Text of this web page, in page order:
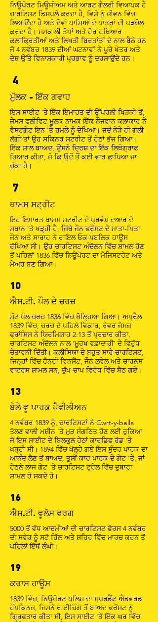
ਨਿਊਪੋਰਟ ਮਿਊਜ਼ੀਅਮ ਅਤੇ ਆਰਟ ਗੈਲਰੀ ਵਿਆਪਕ ਹੈ
ਚਾਰਟਿਸਟ ਡਿਸਪਲੇ ਕਰਦਾ ਹੈ, ਵਿਸ਼ੇ ਨੂੰ ਜੀਵਨ ਵਿੱਚ
ਲਿਆਉਂਦਾ ਹੈ ਅਤੇ ਦੋਵਾਂ ਪਾਸਿਆਂ ਦੇ ਪਾਤਰਾਂ ਦੀ ਪੜਚੋਲ
ਕਰਦਾ ਹੈ। ਸਮਕਾਲੀ ਤੋਪਾਂ ਅਤੇ ਹੋਰ ਹਥਿਆਰ
ਕਲਾਕ੍ਰਿਤੀਆਂ ਅਤੇ ਲਿਖਤੀ ਬਿਰਤਾਂਤਾਂ ਦੇ ਨਾਲ ਬੈਠੇ ਹਨ
ਜੋ 4 ਨਵੰਬਰ 1839 ਦੀਆਂ ਘਟਨਾਵਾਂ ਨੇ ਪੂਰੇ ਖੇਤਰ ਅਤੇ
ਦੇਸ਼ ਉੱਤੇ ਵਿਨਾਸ਼ਕਾਰੀ ਪ੍ਰਭਾਵ ਨੂੰ ਦਰਸਾਉਂਦੇ ਹਨ।
4
ਮੁੱਲਕ - ਇੱਕ ਗਵਾਹ
ਇਸ ਸਾਈਟ 'ਤੇ ਇੱਕ ਇਮਾਰਤ ਦੀ ਉੱਪਰਲੀ ਖਿੜਕੀ ਤੋਂ,
ਜੇਮਸ ਫਲੀਵਿਟ ਮੂਲਕ ਨਾਮਕ ਇੱਕ ਨੌਜਵਾਨ ਕਲਾਕਾਰ ਨੇ
ਵੈਸਟਗੇਟ ਇਨ 'ਤੇ ਹਮਲੇ ਨੂੰ ਦੇਖਿਆ। ਜਦੋਂ ਨੇੜੇ ਹੀ ਗੋਲੀ
ਲੱਗੀ ਤਾਂ ਉਹ ਸਕਿਨਰ ਸਟਰੀਟ ਤੋਂ ਹੇਠਾਂ ਭੱਜ ਗਿਆ।
ਇੱਕ ਸਾਲ ਬਾਅਦ, ਉਸਨੇ ਦ੍ਰਿਸ਼ ਦਾ ਇੱਕ ਲਿਥੋਗ੍ਰਾਫ
ਤਿਆਰ ਕੀਤਾ, ਜੋ ਕਿ ਉਦੋਂ ਤੋਂ ਕਈ ਵਾਰ ਛਾਪਿਆ ਜਾ
ਚੁੱਕਾ ਹੈ।
7
ਥਾਮਸ ਸਟ੍ਰੀਟ
ਇਹ ਇਮਾਰਤ ਥਾਮਸ ਸਟਰੀਟ ਦੇ ਪ੍ਰਵੇਸ਼ ਦੁਆਰ ਦੇ
ਸਥਾਨ 'ਤੇ ਖੜ੍ਹੀ ਹੈ, ਜਿੱਥੇ ਜੌਨ ਫਰੌਸਟ ਦੇ ਮਾਤਾ-ਪਿਤਾ
ਜੌਨ ਅਤੇ ਸਾਰਾਹ ਨੇ ਰਾਇਲ ਓਕ ਪਬਲਿਕ ਹਾਊਸ
ਰੱਖਿਆ ਸੀ। ਉਹ ਚਾਰਟਿਸਟ ਅੰਦੋਲਨ ਵਿੱਚ ਸ਼ਾਮਲ ਹੋਣ
ਤੋਂ ਪਹਿਲਾਂ 1836 ਵਿੱਚ ਨਿਊਪੋਰਟ ਦਾ ਮੈਜਿਸਟਰੇਟ ਅਤੇ
ਮੇਅਰ ਬਣ ਗਿਆ।
10
ਐਸ.ਟੀ. ਪੌਲ ਦੇ ਚਰਚ
ਸੇਂਟ ਪੌਲ ਚਰਚ 1836 ਵਿੱਚ ਖੋਲ੍ਹਿਆ ਗਿਆ। ਅਪ੍ਰੈਲ
1839 ਵਿੱਚ, ਚਰਚ ਦੇ ਪਹਿਲੇ ਵਿਕਾਰ, ਰੇਵਰ ਜੇਮਜ਼
ਫ੍ਰਾਂਸਿਸ ਨੇ ਯਿਰਮਿਯਾਹ 2:13 ਤੋਂ ਪ੍ਰਚਾਰ ਕੀਤਾ,
ਚਾਰਟਿਸਟ ਅੰਦੋਲਨ ਨਾਲ 'ਮੂਰਖ ਵਫ਼ਾਦਾਰੀ' ਦੇ ਵਿਰੁੱਧ
ਚੇਤਾਵਨੀ ਦਿੱਤੀ। ਕਲੀਸਿਯਾ ਦੇ ਬਹੁਤ ਸਾਰੇ ਚਾਰਟਿਸਟ,
ਜਿਨ੍ਹਾਂ ਵਿੱਚ ਹੈਨਰੀ ਵਿਨਸੈਂਟ, ਜੌਨ ਲਵੇਲ ਅਤੇ ਚਾਰਲਸ
ਵਾਟਰਸ ਸ਼ਾਮਲ ਸਨ, ਚੁੱਪ-ਚਾਪ ਵਿਰੋਧ ਵਿੱਚ ਬੈਠ ਗਏ।
13
ਬੇਲੇ ਵੂ ਪਾਰਕ ਪੈਵੀਲੀਅਨ
4 ਨਵੰਬਰ 1839 ਨੂੰ, ਚਾਰਟਿਸਟਾਂ ਨੇ Cwrt-y-bella
ਤੋਲਣ ਵਾਲੀ ਮਸ਼ੀਨ 'ਤੇ ਮੁੜ ਸੰਗਠਿਤ ਹੋਣ ਲਈ ਰੁਕਿਆ
ਜੋ ਇਸ ਸਾਈਟ ਦੇ ਬਿਲਕੁਲ ਹੇਠਾਂ ਕਾਰਡਿਫ ਰੋਡ 'ਤੇ
ਖੜ੍ਹੀ ਸੀ। 1894 ਵਿੱਚ ਖੋਲ੍ਹੇ ਗਏ ਇਸ ਸੁੰਦਰ ਪਾਰਕ ਦਾ
ਆਨੰਦ ਲੈਣ ਤੋਂ ਬਾਅਦ, ਤੁਸੀਂ ਕਾਰ ਪਾਰਕ ਦੇ ਗੇਟ 'ਤੇ, ਜਾਂ
ਹੇਠਲੇ ਲਾਜ ਗੇਟ 'ਤੇ ਚਾਰਟਿਸਟ ਟ੍ਰੇਲ ਵਿੱਚ ਦੁਬਾਰਾ
ਸ਼ਾਮਲ ਹੋ ਸਕਦੇ ਹੋ।
16
ਐਸ.ਟੀ. ਵੂਲੋਸ ਵਰਗ
5000 ਤੋਂ ਵੱਧ ਆਦਮੀਆਂ ਦੀ ਚਾਰਟਿਸਟ ਫੋਰਸ 4 ਨਵੰਬਰ
ਦੀ ਸਵੇਰ ਨੂੰ ਸਟੋ ਹਿੱਲ ਅਤੇ ਸ਼ਹਿਰ ਵਿੱਚ ਮਾਰਚ ਕਰਨ ਤੋਂ
ਪਹਿਲਾਂ ਇੱਥੋਂ ਲੰਘੀ।
19
ਕਰਾਸ ਹਾਊਸ
1839 ਵਿੱਚ, ਨਿਊਪੋਰਟ ਪੁਲਿਸ ਦਾ ਸੁਪਰਡੈਂਟ ਐਡਵਰਡ
ਹੌਪਕਿਨਜ਼, ਜਿਸਨੇ ਰਾਈਜ਼ਿੰਗ ਤੋਂ ਬਾਅਦ ਫਰੌਸਟ ਨੂੰ
ਗ੍ਰਿਫਤਾਰ ਕੀਤਾ ਸੀ, ਇਸ ਸਾਈਟ 'ਤੇ ਇੱਕ ਘਰ ਵਿੱਚ